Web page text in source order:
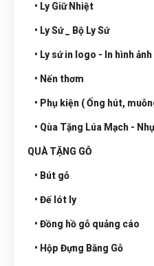
• Ly Giữ Nhiệt
• Ly Sứ _ Bộ Ly Sứ
• Ly sứ in logo - In hình
• Nến thơm
• Phụ kiện ( Ống hút,
• Qùa Tặng Lúa Mạch -
QUÀ TẶNG GỖ
• Bút gỗ
• Đế lót ly
• Đồng hồ gỗ quảng cáo
• Hộp Đựng Bằng Gỗ